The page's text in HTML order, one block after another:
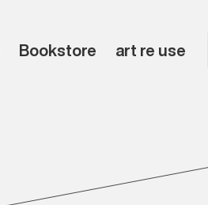
Bookstore art re use